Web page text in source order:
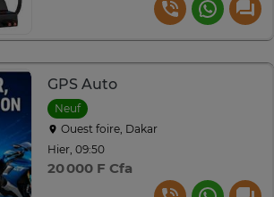
GPS Auto
Neuf
Ouest foire, Dakar
Hier, 09:50
20 000 F Cfa